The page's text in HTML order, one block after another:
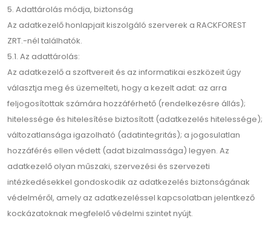
5. Adattárolás módja, biztonság
Az adatkezelő honlapjait kiszolgáló szerverek a RACKFOREST
ZRT.-nél találhatók.
5.1. Az adattárolás:
Az adatkezelő a szoftvereit és az informatikai eszközeit úgy
választja meg és üzemelteti, hogy a kezelt adat: az arra
feljogosítottak számára hozzáférhető (rendelkezésre állás);
hitelessége és hitelesítése biztosított (adatkezelés hitelessége);
változatlansága igazolható (adatintegritás); a jogosulatlan
hozzáférés ellen védett (adat bizalmassága) legyen. Az
adatkezelő olyan műszaki, szervezési és szervezeti
intézkedésekkel gondoskodik az adatkezelés biztonságának
védelméről, amely az adatkezeléssel kapcsolatban jelentkező
kockázatoknak megfelelő védelmi szintet nyújt.